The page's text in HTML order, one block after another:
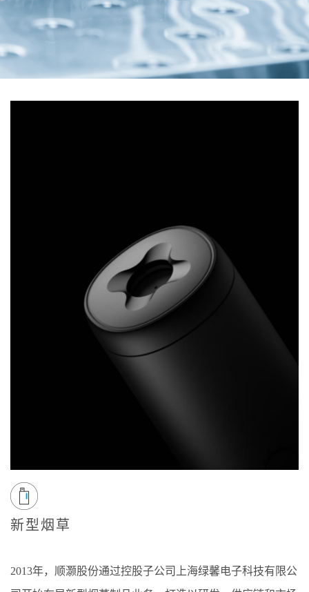
新型烟草
2013年，顺灏股份通过控股子公司上海绿馨电子科技有限公